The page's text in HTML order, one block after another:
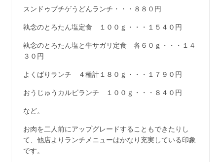
スンドゥブチゲうどんランチ・・・８８０円
執念のとろたん塩定食 １００ｇ・・・１５４０円
執念のとろたん塩と牛サガリ定食 各６０ｇ・・・１４
３０円
よくばりランチ ４種計１８０ｇ・・・１７９０円
おうじゅうカルビランチ １００ｇ・・・８４０円
など。
お肉を二人前にアップグレードすることもできたりし
て、他店よりランチメニューはかなり充実している印象
です。